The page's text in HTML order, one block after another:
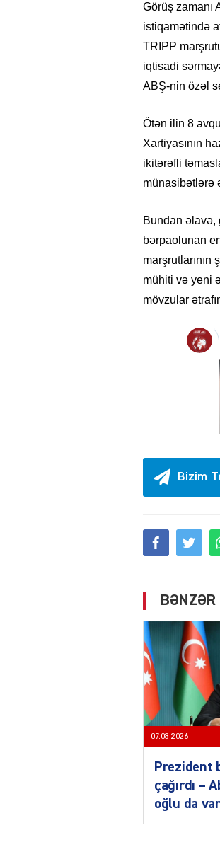
Görüş zamanı
istiqamətində
TRIPP
iqtisadi
ABŞ-nin özəl
Ötən ilin 8
Xartiyasının
ikitərəfli
münasibətlərə
Bundan əlavə,
bərpaolunan
mühiti və yeni
mövzular
Bizim
07.08.2026
Prezident
çağırdı –
oğlu da var